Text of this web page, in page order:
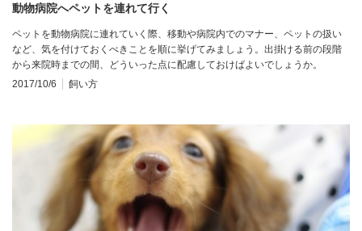
動物病院へペットを連れて行く
ペットを動物病院に連れていく際、移動や病院内でのマナー、ペットの扱い
など、気を付けておくべきことを順に挙げてみましょう。出掛ける前の段階
から来院時までの間、どういった点に配慮しておけばよいでしょうか。
2017/10/6
飼い方